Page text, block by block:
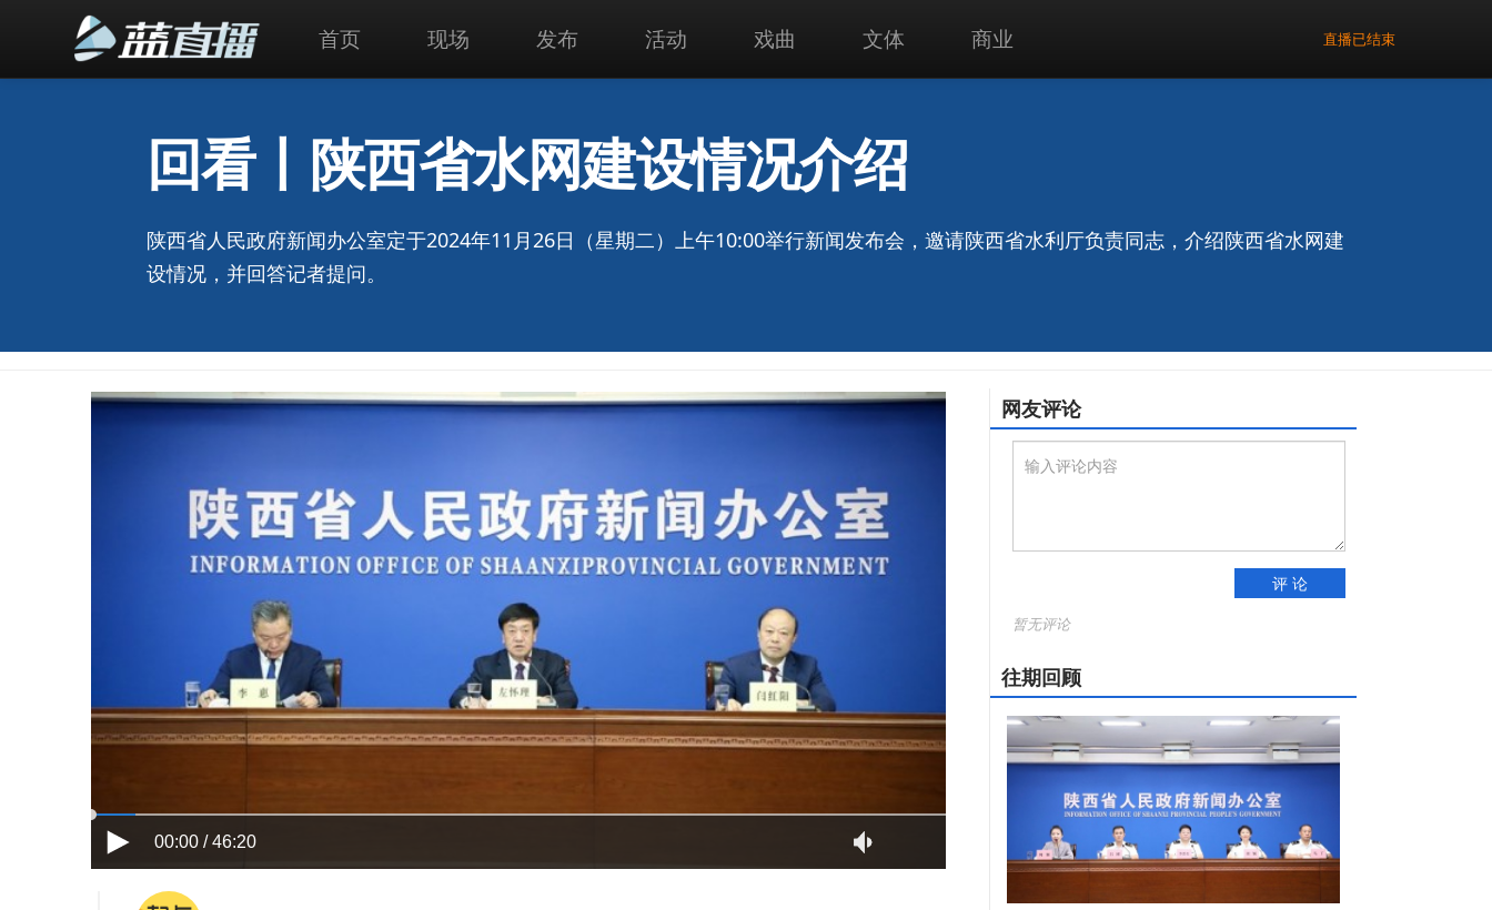
首页 现场 发布 活动 戏曲 文体 商业 直播已结束
回看丨陕西省水网建设情况介绍
陕西省人民政府新闻办公室定于2024年11月26日（星期二）上午10:00举行新闻发布会，邀请陕西省水利厅负责同志，介绍陕西省水网建
设情况，并回答记者提问。
00:00 / 46:20
网友评论
评 论
暂无评论
往期回顾